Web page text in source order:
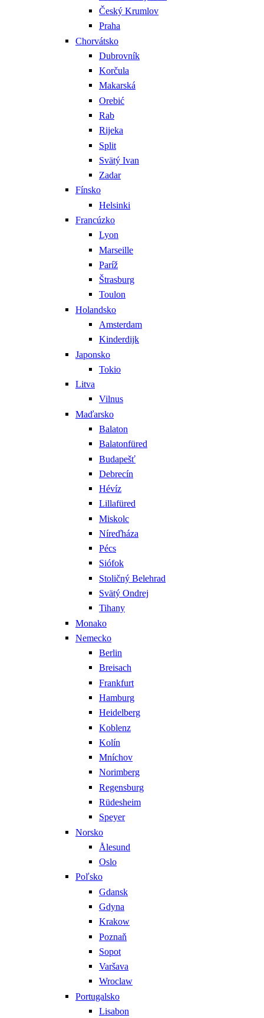
Český Krumlov
Praha
Chorvátsko
Dubrovník
Korčula
Makarská
Orebić
Rab
Rijeka
Split
Svätý Ivan
Zadar
Fínsko
Helsinki
Francúzko
Lyon
Marseille
Paríž
Štrasburg
Toulon
Holandsko
Amsterdam
Kinderdijk
Japonsko
Tokio
Litva
Vilnus
Maďarsko
Balaton
Balatonfüred
Budapešť
Debrecín
Hévíz
Lillafüred
Miskolc
Níreďháza
Pécs
Siófok
Stoličný Belehrad
Svätý Ondrej
Tihany
Monako
Nemecko
Berlin
Breisach
Frankfurt
Hamburg
Heidelberg
Koblenz
Kolín
Mníchov
Norimberg
Regensburg
Rüdesheim
Speyer
Norsko
Ålesund
Oslo
Poľsko
Gdansk
Gdyna
Krakow
Poznaň
Sopot
Varšava
Wroclaw
Portugalsko
Lisabon